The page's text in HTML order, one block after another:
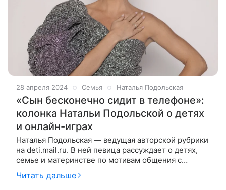
28 апреля 2024 Семья Наталья Подольская
«Сын бесконечно сидит в телефоне»:
колонка Натальи Подольской о детях
и онлайн-играх
Наталья Подольская — ведущая авторской рубрики
на deti.mail.ru. В ней певица рассуждает о детях,
семье и материнстве по мотивам общения с
гостями своего YouTube-шоу «Ваша Наташа». На
этот раз гостьей студии стала
Читать дальше